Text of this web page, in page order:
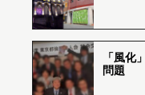
「風化
問題